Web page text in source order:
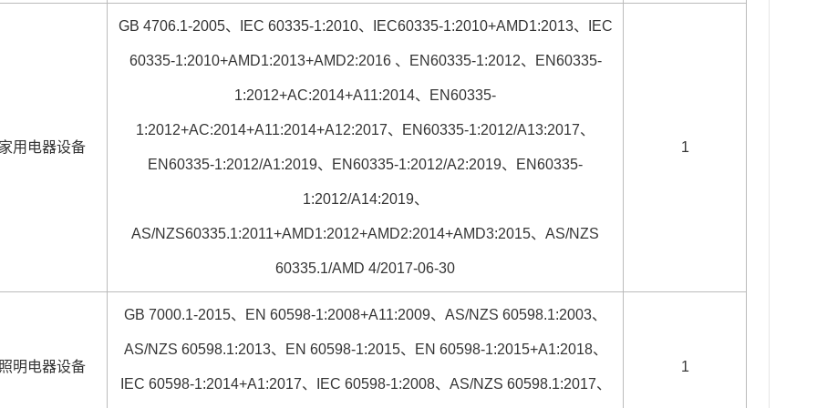
用电器设备
GB 4706.1-2005、IEC 60335-1:2010、IEC60335-1:2010+AMD1:2013、IEC
60335-1:2010+AMD1:2013+AMD2:2016 、EN60335-1:2012、EN60335-
1:2012+AC:2014+A11:2014、EN60335-
1:2012+AC:2014+A11:2014+A12:2017、EN60335-1:2012/A13:2017、
EN60335-1:2012/A1:2019、EN60335-1:2012/A2:2019、EN60335-
1:2012/A14:2019、
AS/NZS60335.1:2011+AMD1:2012+AMD2:2014+AMD3:2015、AS/NZS
60335.1/AMD 4/2017-06-30
1
明电器设备
GB 7000.1-2015、EN 60598-1:2008+A11:2009、AS/NZS 60598.1:2003、
AS/NZS 60598.1:2013、EN 60598-1:2015、EN 60598-1:2015+A1:2018、
IEC 60598-1:2014+A1:2017、IEC 60598-1:2008、AS/NZS 60598.1:2017、
1